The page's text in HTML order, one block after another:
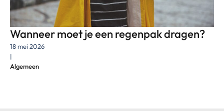
Wanneer moet je een regenpak dragen?
18 mei 2026
|
Algemeen